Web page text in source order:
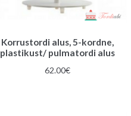
Korrustordi alus, 5-kordne,
plastikust/ pulmatordi alus
62.00€